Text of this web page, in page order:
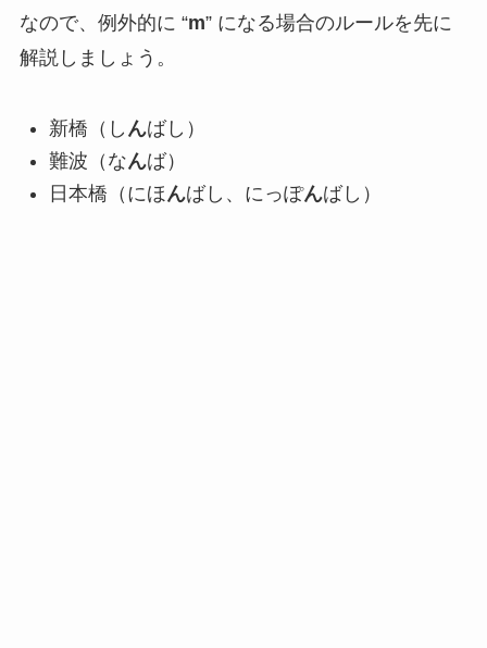
なので、例外的に “m” になる場合のルールを先に
解説しましょう。
新橋（し んばし）
難波（なんば）
日本橋（にほんばし、にっぽんばし）